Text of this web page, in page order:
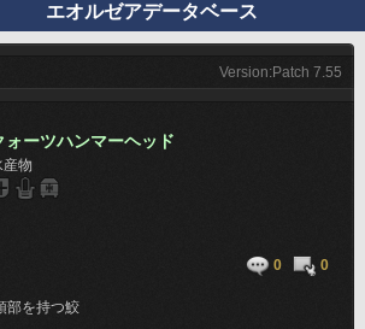
エオルゼアデータベース
Version:Patch 7.55
ォーツハンマーヘッド
産物
0 0
部を持つ鮫